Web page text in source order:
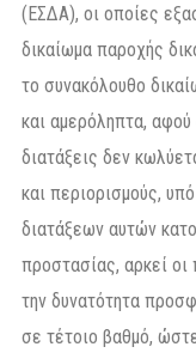
(ΕΣΔΑ), οι οποίες
δικαίωμα παροχής
το συνακόλουθο
και αμερόληπτα,
διατάξεις δεν
και περιορισμούς,
διατάξεων αυτών
προστασίας, αρκεί οι
την δυνατότητα
σε τέτοιο βαθμό,